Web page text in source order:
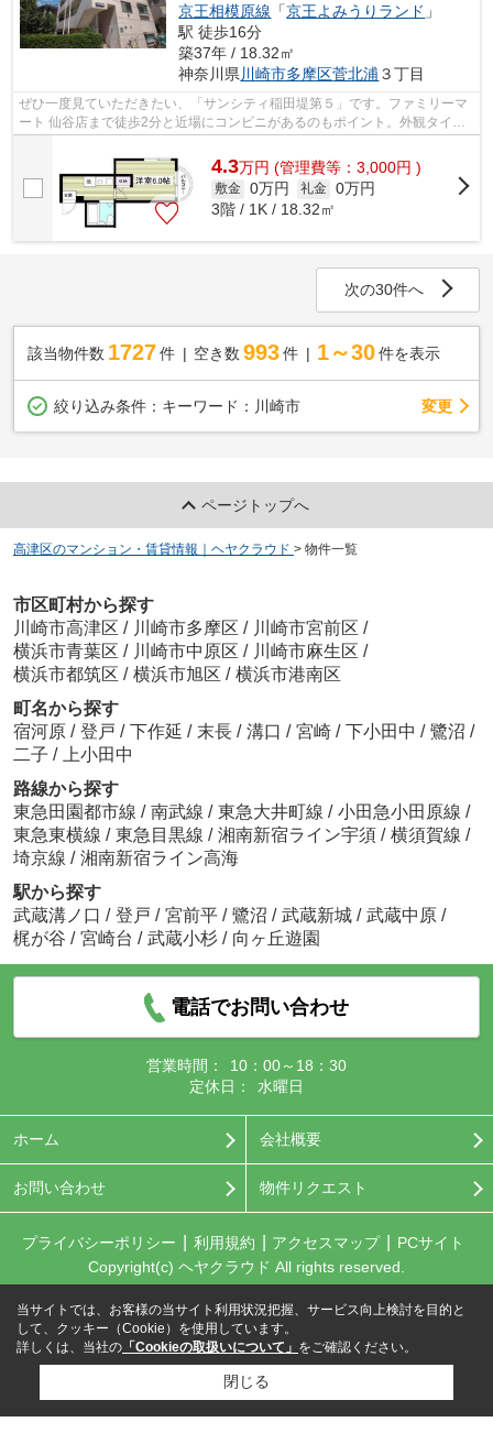
京王相模原線 「京王よみうりランド 」
駅 徒歩16分
築37年 / 18.32㎡
神奈川県 川崎市多摩区菅北浦 ３丁目
ぜひ一度見ていただきたい、「サンシティ稲田堤第５」です。ファミリーマ
ート 仙谷店まで徒歩2分と近場にコンビニがあるのもポイント。外観タイル
張りなので、強度や耐久性に優れます...
4.3万円 (管理費等：3,000円 )
敷金 0万円 礼金 0万円
3階 / 1K / 18.32㎡
次の30件へ
該当物件数 1727件 空き数 993 件 1～30 件を表示
絞り込み条件： キーワード：川崎市 変更
ページトップへ
高津区のマンション・賃貸情報｜ヘヤクラウド > 物件一覧
市区町村から探す
川崎市高津区 / 川崎市多摩区 / 川崎市宮前区 /
横浜市青葉区 / 川崎市中原区 / 川崎市麻生区 /
横浜市都筑区 / 横浜市旭区 / 横浜市港南区
町名から探す
宿河原 / 登戸 / 下作延 / 末長 / 溝口 / 宮崎 / 下小田中 / 鷺沼 /
二子 /
上小田中
路線から探す
東急田園都市線 / 南武線 / 東急大井町線 / 小田急小田原線 /
東急東横線 / 東急目黒線 / 湘南新宿ライン宇須 / 横須賀線 /
埼京線 / 湘南新宿ライン高海
駅から探す
武蔵溝ノ口 / 登戸 / 宮前平 / 鷺沼 / 武蔵新城 / 武蔵中原 /
梶が谷 / 宮崎台 / 武蔵小杉 / 向ヶ丘遊園
電話でお問い合わせ
営業時間：
10：00～18：30
定休日：
水曜日
ホーム 会社概要
お問い合わせ 物件リクエスト
プライバシーポリシー 利用規約 アクセスマップ
PCサイト
Copyright(c) ヘヤクラウド All rights reserved.
当サイトでは、お客様の当サイト利用状況把握、サービス向上検討を目的と
して、クッキー（Cookie）を使用しています。
詳しくは、当社の 「Cookieの取扱いについて」 をご確認ください。
閉じる